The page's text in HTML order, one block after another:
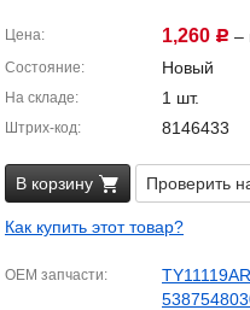
Цена 1,260 Р –
Состояние Новый
На складе 1 шт.
Штрих-код 8146433
В корзину Проверить
Как купить этот товар?
OEM запчасти TY11119AR